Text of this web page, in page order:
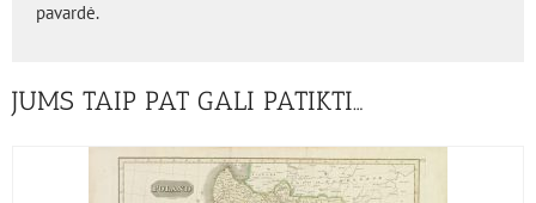
pavardė.
JUMS TAIP PAT GALI PATIKTI…